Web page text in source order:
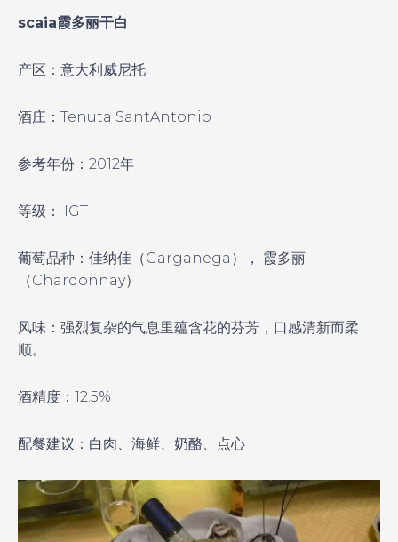
scaia霞多丽干白
产区：意大利威尼托
酒庄：Tenuta SantAntonio
参考年份：2012年
等级： IGT
葡萄品种：佳纳佳（Garganega）， 霞多丽
（Chardonnay）
风味：强烈复杂的气息里蕴含花的芬芳，口感清新而柔
顺。
酒精度：12.5%
配餐建议：白肉、海鲜、奶酪、点心